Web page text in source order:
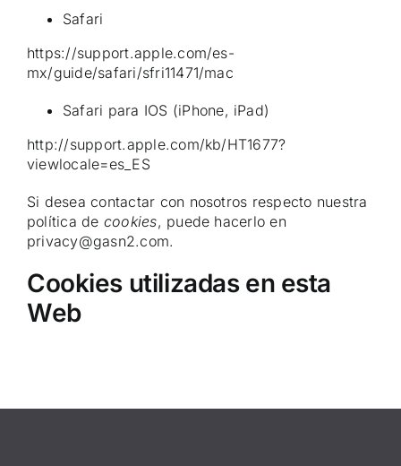
Safari
https://support.apple.com/es-
mx/guide/safari/sfri11471/mac
Safari para IOS (iPhone, iPad)
http://support.apple.com/kb/HT1677?
viewlocale=es_ES
Si desea contactar con nosotros respecto nuestra
política de cookies, puede hacerlo en
privacy@gasn2.com.
Cookies utilizadas en esta
Web